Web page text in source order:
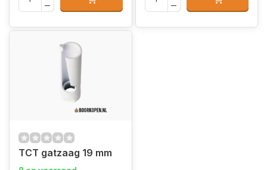
TCT gatzaag 19 mm